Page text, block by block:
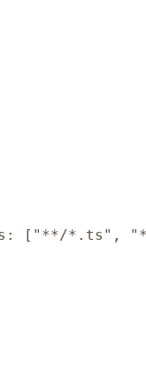
*.ts", "**/